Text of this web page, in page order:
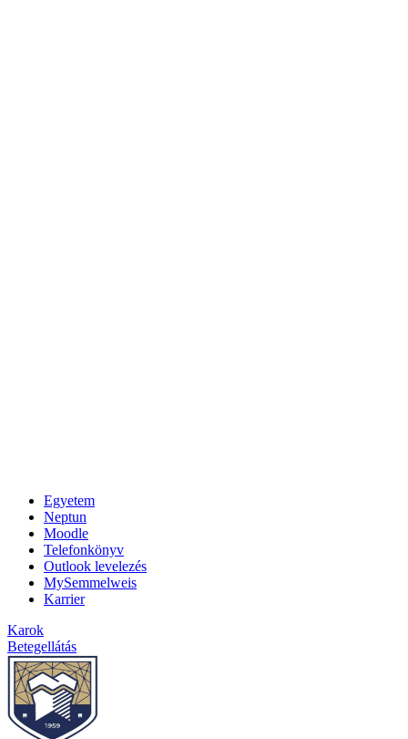
Egyetem
Neptun
Moodle
Telefonkönyv
Outlook levelezés
MySemmelweis
Karrier
Karok
Betegellátás